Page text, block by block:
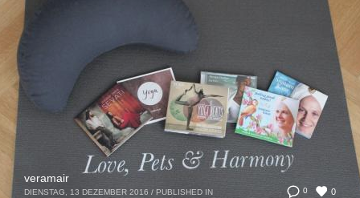
0 0
veramair
DIENSTAG, 13 DEZEMBER 2016 / PUBLISHED IN